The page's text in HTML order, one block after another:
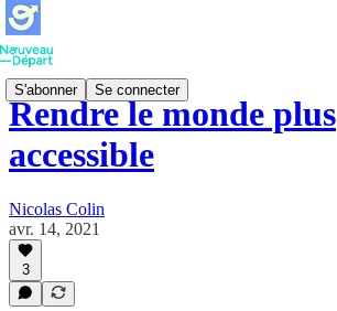
S'abonner Se connecter
Rendre le monde plus
accessible
Nicolas Colin
avr. 14, 2021
3